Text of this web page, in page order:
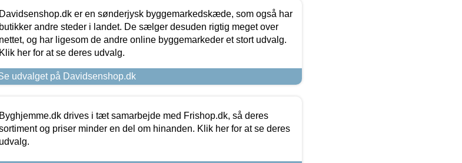
Davidsenshop.dk er en sønderjysk byggemarkedskæde, som også har
butikker andre steder i landet. De sælger desuden rigtig meget over
nettet, og har ligesom de andre online byggemarkeder et stort udvalg.
Klik her for at se deres udvalg.
udvalget på Davidsenshop.dk
Byghjemme.dk drives i tæt samarbejde med Frishop.dk, så deres
og priser minder en del om hinanden. Klik her for at se deres
udvalg.